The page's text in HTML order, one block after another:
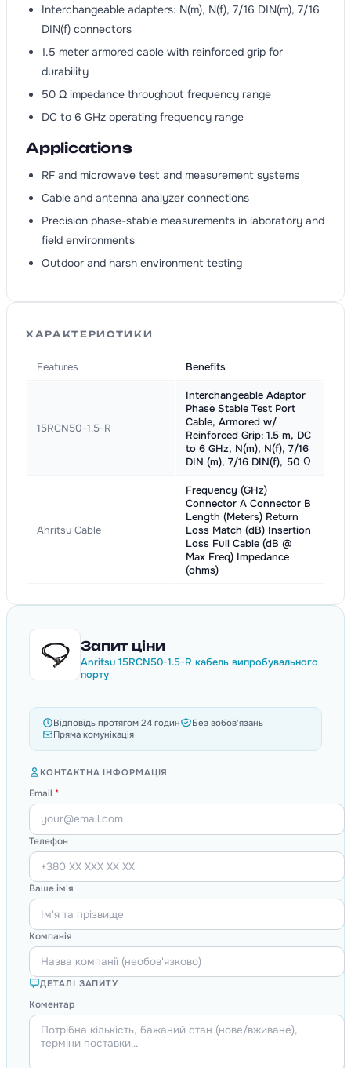
Interchangeable adapters: N(m), N(f), 7/16 DIN(m), 7/16
DIN(f) connectors
1.5 meter armored cable with reinforced grip for
durability
50 Ω impedance throughout frequency range
DC to 6 GHz operating frequency range
Applications
RF and microwave test and measurement systems
Cable and antenna analyzer connections
Precision phase-stable measurements in laboratory and
field environments
Outdoor and harsh environment testing
ХАРАКТЕРИСТИКИ
Features Benefits
15RCN50-1.5-R
Interchangeable Adaptor
Phase Stable Test Port
Cable, Armored w/
Reinforced Grip: 1.5 m, DC
to 6 GHz, N(m), N(f), 7/16
DIN (m), 7/16 DIN(f), 50 Ω
Anritsu Cable
Frequency (GHz)
Connector A Connector B
Length (Meters) Return
Loss Match (dB) Insertion
Loss Full Cable (dB @
Max Freq) Impedance
(ohms)
Запит ціни
Anritsu 15RCN50-1.5-R кабель випробувального
порту
Відповідь протягом 24 годин
Без зобов'язань
Пряма комунікація
КОНТАКТНА ІНФОРМАЦІЯ
Email *
Телефон
Ваше ім'я
Компанія
ДЕТАЛІ ЗАПИТУ
Коментар